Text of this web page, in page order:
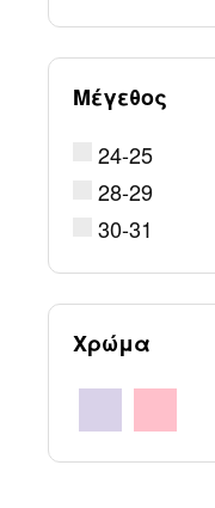
Μέγεθος
24-25
28-29
30-31
Χρώμα